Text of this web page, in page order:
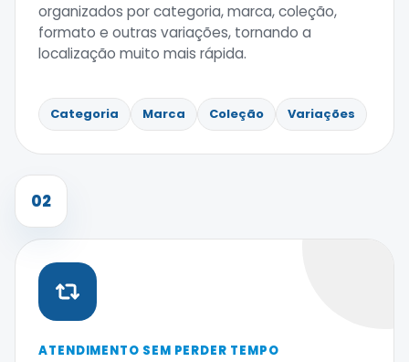
organizados por categoria, marca, coleção,
formato e outras variações, tornando a
localização muito mais rápida.
Categoria Marca Coleção Variações
02
ATENDIMENTO SEM PERDER TEMPO